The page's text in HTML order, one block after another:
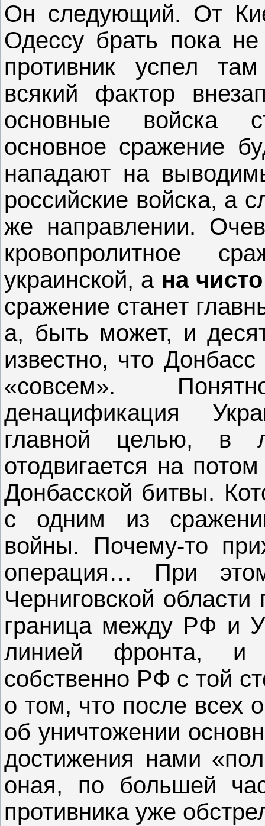
Он следующий. От
Одессу брать пока
противник успел
всякий фактор
основные войска
основное сражение
нападают на
российские войска, а
же направлении.
кровопролитное
украинской, а на
сражение станет
а, быть может, и
известно, что
«совсем».
денацификация
главной целью, в
отодвигается на
Донбасской битвы.
с одним из
войны. Почему-то
операция… При
Черниговской
граница между РФ и
линией фронта, и
собственно РФ с той
о том, что после всех
об уничтожении
достижения нами
оная, по большей
противника уже